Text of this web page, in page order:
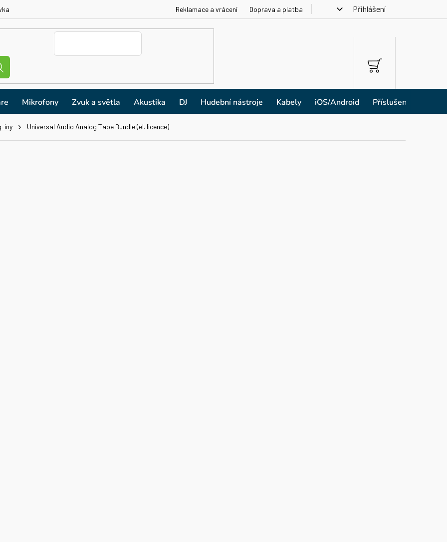
Reklamace a vrácení Doprava a platba Přihlášení
NÁKUPNÍ
KOŠÍK
Mikrofony Zvuk a světla Akustika DJ Hudební nástroje Kabely iOS/Android Příslušenství
iny Universal Audio Analog Tape Bundle (el. licence)